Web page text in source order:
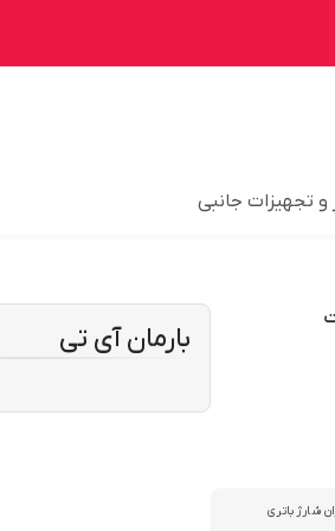
و تجهیزات جانبی
شارژ باتری
بارمان آی تی